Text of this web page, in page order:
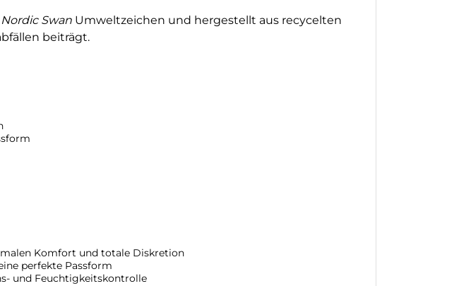
Nordic Swan Umweltzeichen und hergestellt aus recycelten
beiträgt.
Komfort und totale Diskretion
perfekte Passform
und Feuchtigkeitskontrolle